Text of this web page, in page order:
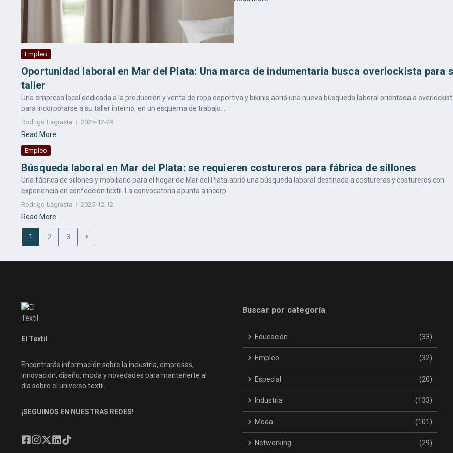
Empleo
Oportunidad laboral en Mar del Plata: Una marca de indumentaria busca overlockista para
taller
Una empresa local dedicada a la producción y venta de ropa deportiva y bikinis abrió una nueva búsqueda laboral orientada a
para incorporarse a su taller interno, en un esquema de trabajo...
Rodrigo Lagrasta 2025-12-29
Read More
Empleo
Búsqueda laboral en Mar del Plata: se requieren costureros para fábrica de sillones
Una fábrica de sillones y mobiliario para el hogar de Mar del Plata abrió una búsqueda laboral destinada a costureras y costureros con
experiencia en confección textil. La convocatoria apunta a incorp...
Rodrigo Lagrasta 2025-12-12
Read More
1 2 3
El Textil
Encontrarás información sobre la industria, empresas,
innovación, diseño, moda y novedades para mantenerte al
día sobre el universo textil.
¡SEGUINOS EN NUESTRAS REDES!
Buscar por categoría
Educación (33)
Empleo (32)
Especial (20)
Industria (133)
Moda (101)
Networking (29)